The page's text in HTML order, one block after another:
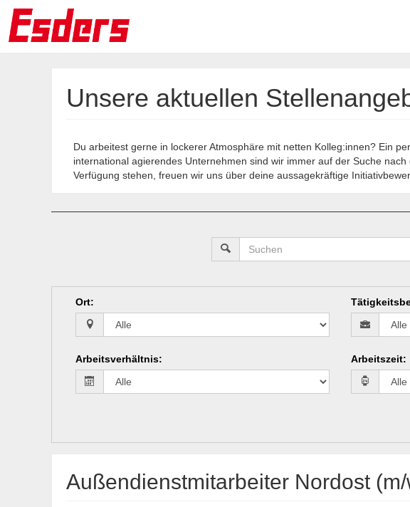
Unsere aktuellen
Du arbeitest gerne in lockerer Atmosphäre mit netten Kolleg:innen? Ein
international agierendes Unternehmen sind wir immer auf der Suche
Verfügung stehen, freuen wir uns über deine aussagekräftige
Ort:
Arbeitsverhältnis: Arbeitszeit:
Außendienstmitarbeiter Nordost